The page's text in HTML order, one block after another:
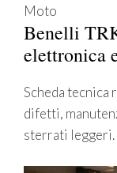
Moto
Benelli
elettronica
Scheda tecnica
difetti,
sterrati leggeri.